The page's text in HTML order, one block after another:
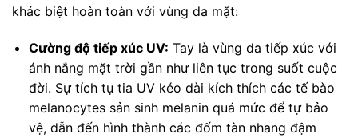
khác biệt hoàn toàn với vùng da mặt:
Cường độ tiếp xúc UV: Tay là vùng da tiếp xúc với
ánh nắng mặt trời gần như liên tục trong suốt cuộc
đời. Sự tích tụ tia UV kéo dài kích thích các tế bào
melanocytes sản sinh melanin quá mức để tự bảo
vệ, dẫn đến hình thành các đốm tàn nhang đậm